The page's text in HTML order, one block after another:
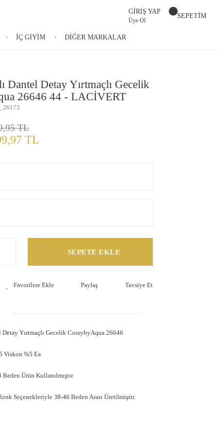
GİRİŞ YAP
Üye Ol
SEPETİM
İÇ GİYİM DİĞER MARKALAR
Dantel Detay Yırtmaçlı Gecelik
26646 44 - LACİVERT
TL
TL
SEPETE EKLE
Paylaş Tavsiye Et
Detay Yırtmaçlı Gecelik CossybyAqua 26646
Viskon %5 Ea
Ürün Kullanılmıştır.
Seçenekleriyle 38-46 Beden Arası Üretilmiştir.